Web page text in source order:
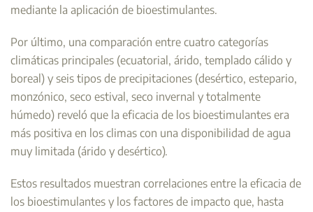
mediante la aplicación de bioestimulantes.
Por último, una comparación entre cuatro categorías
climáticas principales (ecuatorial, árido, templado cálido y
boreal) y seis tipos de precipitaciones (desértico, estepario,
monzónico, seco estival, seco invernal y totalmente
húmedo) reveló que la eficacia de los bioestimulantes era
más positiva en los climas con una disponibilidad de agua
muy limitada (árido y desértico).
Estos resultados muestran correlaciones entre la eficacia de
los bioestimulantes y los factores de impacto que, hasta